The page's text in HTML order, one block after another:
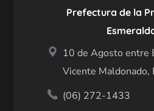
Prefectura de la
10 de Agosto entre
Vicente Maldonado,
(06) 272-1433